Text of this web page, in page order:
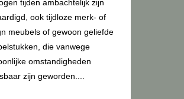
tijden ambachtelijk zijn
ook tijdloze merk- of
meubels of gewoon geliefde
die vanwege
omstandigheden
zijn geworden....